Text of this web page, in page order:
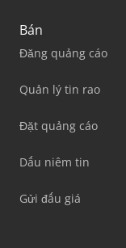
Bán
Đăng quảng cáo
Quản lý tin rao
Đặt quảng cáo
Dấu niêm tin
Gửi đấu giá